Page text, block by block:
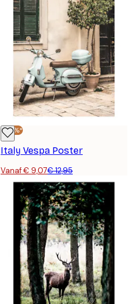
-30%*
Italy Vespa Poster
Vanaf € 9,07€ 12,95